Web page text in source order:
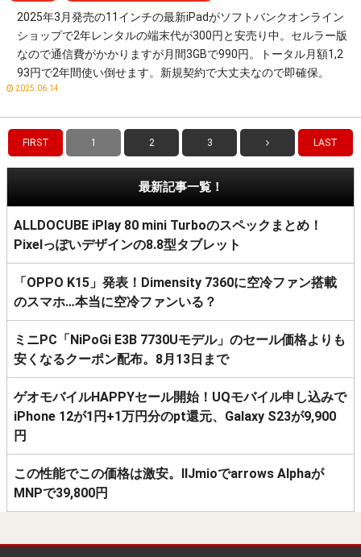
2025年3月発売の11インチの最新iPadがソフトバンクオンライン
ショップで2年レンタルの端末代が300円と安売り中。セルラー版
なので通信費がかかりますが月間3GBで990円。トータル月額1,2
93円で2年間使い倒せます。新規契約で大丈夫なので即確保。
2025.06.14
FIRST 1 2 3 LAST
最新記事一覧！
ALLDOCUBE iPlay 80 mini Turboのスペックまとめ！
Pixelっぽいデザインの8.8型タブレット
「OPPO K15」発表！Dimensity 7360に空冷ファン搭載
のスマホ…本当に空冷ファンいる？
ミニPC「NiPoGi E3B 7730Uモデル」のセール価格よりも
安くなるクーポン配布。8月13日まで
ゲオモバイルHAPPYセール開始！UQモバイル申し込みで
iPhone 12が1円+1万円分のpt還元、Galaxy S23が9,900
円
この性能でこの価格は激安。IIJmioでarrows Alphaが
MNPで39,800円